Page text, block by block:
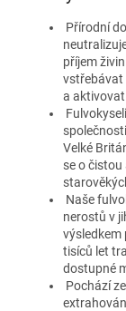
Přírodní
příjem
vstřebávat
a
Velké
se o
Naše
nerostů v
výsledkem
tisíců let
Pochází